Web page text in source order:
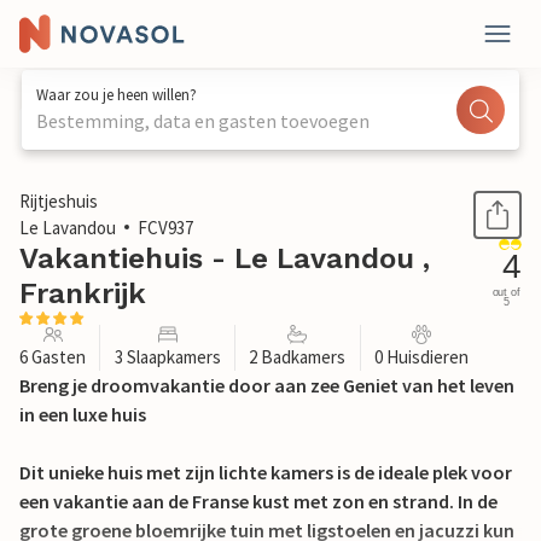
Waar zou je heen willen?
Bestemming, data en gasten toevoegen
1 / 29
Rijtjeshuis
Le Lavandou
FCV937
Vakantiehuis - Le Lavandou ,
Frankrijk
4
out of
5
6 Gasten 3 Slaapkamers 2 Badkamers 0 Huisdieren
Breng je droomvakantie door aan zee Geniet van het leven
in een luxe huis
Dit unieke huis met zijn lichte kamers is de ideale plek voor
een vakantie aan de Franse kust met zon en strand. In de
grote groene bloemrijke tuin met ligstoelen en jacuzzi kun